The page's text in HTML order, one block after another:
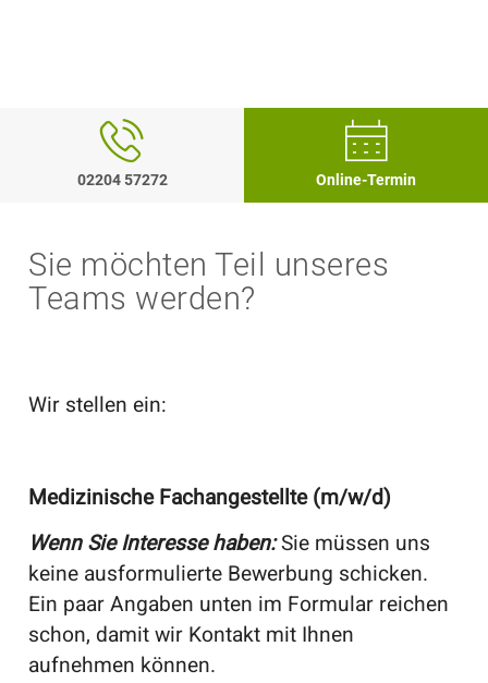
02204 57272 Online-Termin
Sie möchten Teil unseres
Teams werden?
Wir stellen ein:
Medizinische Fachangestellte (m/w/d)
Wenn Sie Interesse haben:Sie müssen uns
keine ausformulierte Bewerbung schicken.
Ein paar Angaben unten im Formular reichen
schon, damit wir Kontakt mit Ihnen
aufnehmen können.